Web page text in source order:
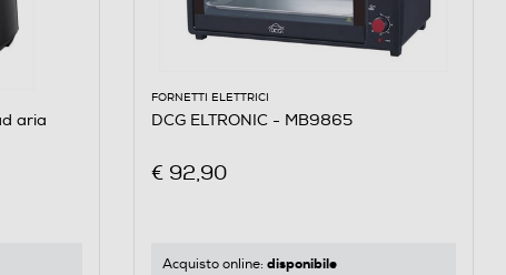
aria
FORNETTI ELETTRICI
DCG ELTRONIC - MB9865
€ 92,90
Acquisto online: disponibile